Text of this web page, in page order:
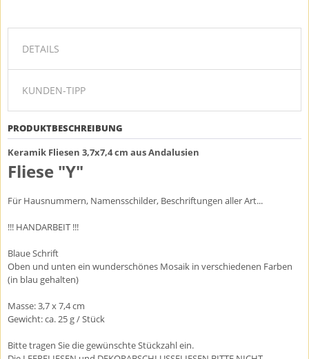
DETAILS
KUNDEN-TIPP
PRODUKTBESCHREIBUNG
Keramik Fliesen 3,7x7,4 cm aus Andalusien
Fliese "Y"
Für Hausnummern, Namensschilder, Beschriftungen aller Art...
!!! HANDARBEIT !!!
Blaue Schrift
Oben und unten ein wunderschönes Mosaik in verschiedenen Farben
(in blau gehalten)
Masse: 3,7 x 7,4 cm
Gewicht: ca. 25 g / Stück
Bitte tragen Sie die gewünschte Stückzahl ein.